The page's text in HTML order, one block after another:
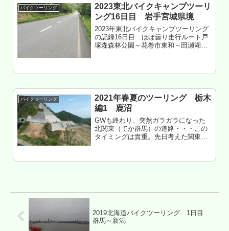
バイクツーリング
2023東北バイクキャンプツーリ
ング16日目 岩手宮城県境
2023年東北バイクキャンプツーリング
の記録16日目 ほぼ曇り走行ルート戸
塚森森林公園～花巻市東和～田瀬湖～
バイクツーリング
2021年春夏のツーリング 栃木
編1 鹿沼
GWも終わり、突然ガラガラになった
北関東（てか群馬）の道路・・・この
タイミングは貴重。先日考えた関東一
ツーリングに行ってみた。もくじ ロン
2019北海道バイクツーリング 1日目
群馬～新潟